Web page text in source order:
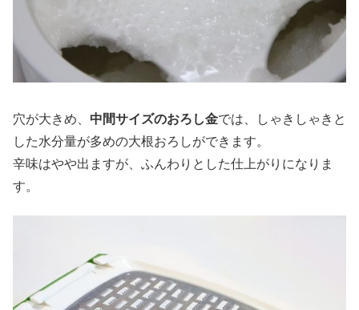
穴が大きめ、 中間サイズのおろし金では、しゃきしゃきと
した水分量が多めの大根おろしができます。
辛味はやや出ますが、ふんわりとした仕上がりになりま
す。